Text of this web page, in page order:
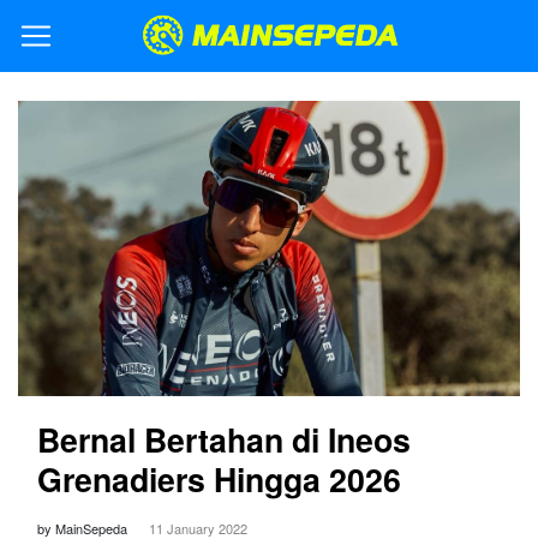
Bernal Bertahan di Ineos
Grenadiers Hingga 2026
by MainSepeda 11 January 2022